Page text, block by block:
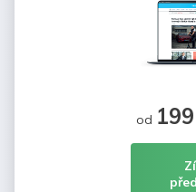
od